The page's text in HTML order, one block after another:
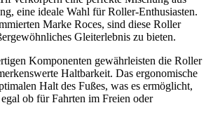
eine ideale Wahl für Roller-Enthusiasten.
Marke Roces, sind diese Roller
Gleiterlebnis zu bieten.
Komponenten gewährleisten die Roller
Haltbarkeit. Das ergonomische
Halt des Fußes, was es ermöglicht,
ob für Fahrten im Freien oder